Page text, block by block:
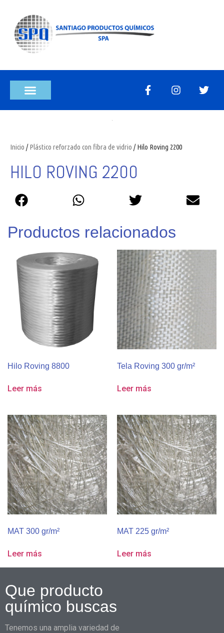
Inicio /Plástico reforzado con fibra de vidrio / Hilo Roving 2200
HILO ROVING 2200
Productos relacionados
Hilo Roving 8800
Leer más
Tela Roving 300 gr/m²
Leer más
MAT 300 gr/m²
Leer más
MAT 225 gr/m²
Leer más
Que producto
químico buscas
Tenemos una amplia variedad de